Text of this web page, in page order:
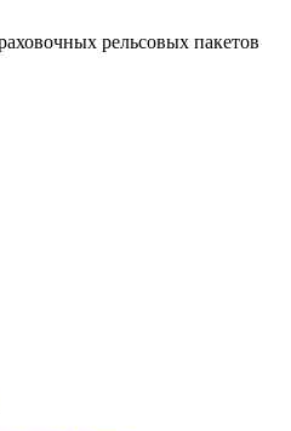
рельсовых пакетов